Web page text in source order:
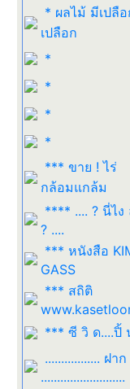
* ผลไม้ มีเปลื
เปลือก
*
*
*
*
*** ขาย ! ไร่
กล้อมแกล้ม
**** .... ? นี่ไง
? ....
*** หนังสือ
GASS
*** สถิติ
*** ซี วิ ด....ปิ้
................. ฝาก
..........................